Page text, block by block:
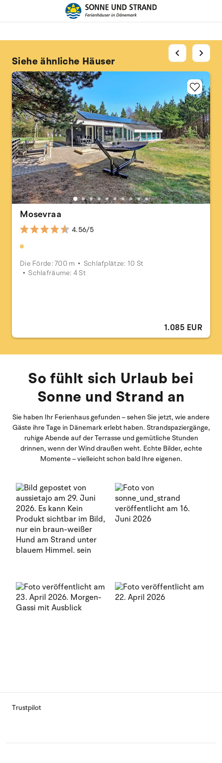
Siehe ähnliche Häuser
Mosevraa
4.56/5
Die Förde: 700 m
Schlafplätze: 10 St
Schlafräume: 4 St
1.085 EUR
chevron_left chevron_right
So fühlt sich Urlaub bei
Sonne und Strand an
Sie haben Ihr Ferienhaus gefunden – sehen Sie jetzt, wie andere
Gäste ihre Tage in Dänemark erlebt haben. Strandspaziergänge,
ruhige Abende auf der Terrasse und gemütliche Stunden
drinnen, wenn der Wind draußen weht. Echte Bilder, echte
Momente – vielleicht schon bald Ihre eigenen.
Trustpilot